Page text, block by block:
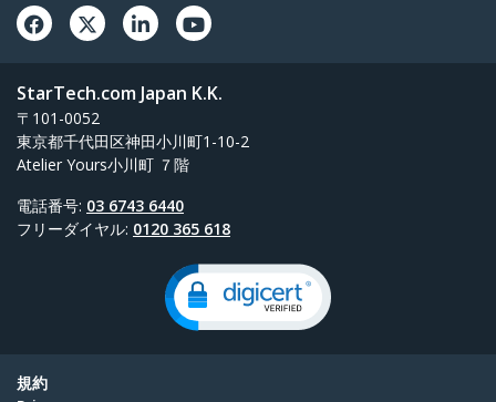
StarTech.com Japan K.K.
〒101-0052
東京都千代田区神田小川町1-10-2
Atelier Yours小川町 ７階
電話番号: 03 6743 6440
フリーダイヤル: 0120 365 618
規約